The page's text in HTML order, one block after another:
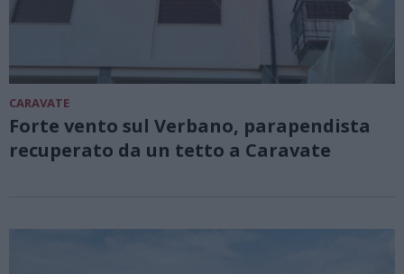
CARAVATE
Forte vento sul Verbano, parapendista
recuperato da un tetto a Caravate